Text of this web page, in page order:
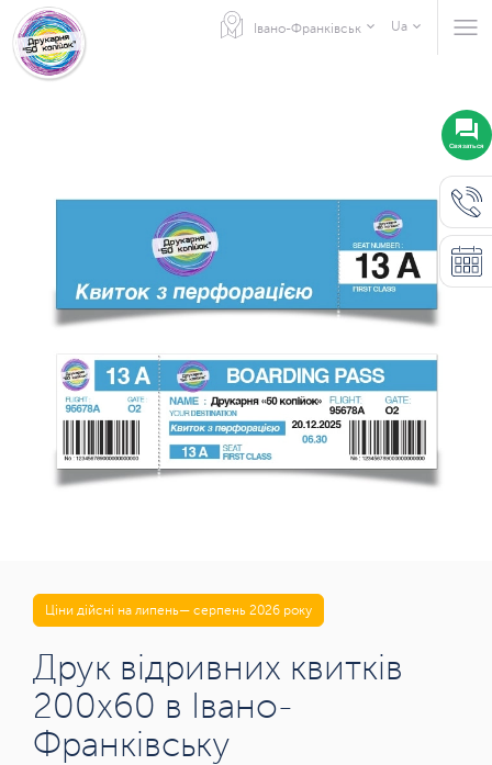
Івано-Франківськ Ua
Ціни дійсні на липень— серпень 2026 року
Друк відривних квитків
200х60 в Івано-
Франківську